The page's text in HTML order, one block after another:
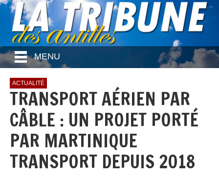
MENU
ACTUALITÉ
TRANSPORT AÉRIEN PAR
CÂBLE : UN PROJET PORTÉ
PAR MARTINIQUE
TRANSPORT DEPUIS 2018